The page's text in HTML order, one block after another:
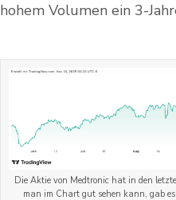
hohem Volumen ein 3-
Die Aktie von Medtronic hat in den
man im Chart gut sehen kann, gab